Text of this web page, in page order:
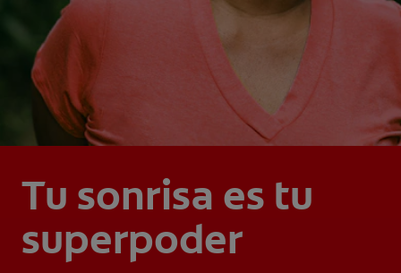
Tu sonrisa es tu
superpoder